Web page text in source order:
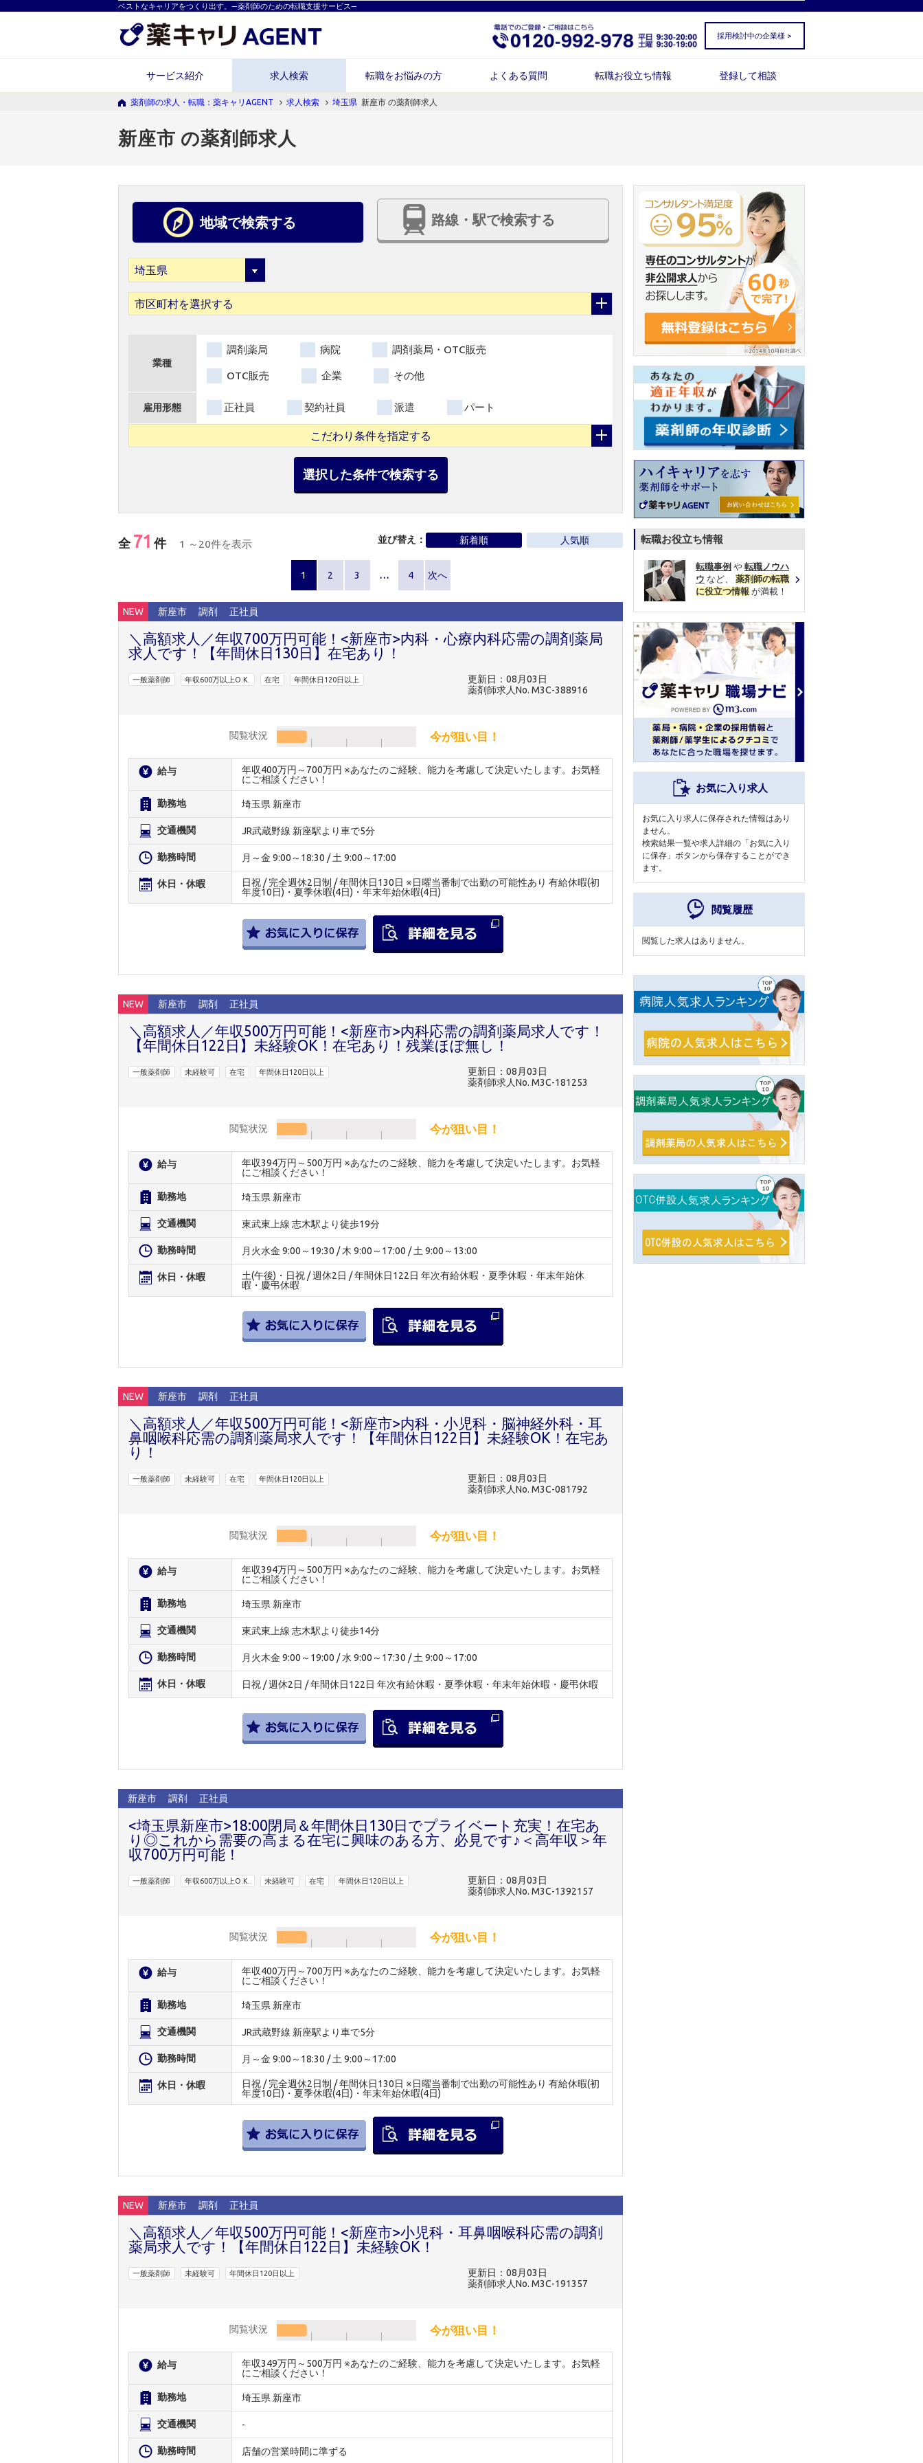
ベストなキャリアをつくり出す。―薬剤師のための転職支援サービス―
採用検討中の企業様 >
サービス紹介 求人検索 転職をお悩みの方 よくある質問 転職お役立ち情報 登録して相談
薬剤師の求人・転職：薬キャリAGENT 求人検索 埼玉県 新座市 の薬剤師求人
新座市 の薬剤師求人
地域で検索する 路線・駅で検索する
市区町村を選択する
業種
調剤薬局 病院 調剤薬局・OTC販売
OTC販売 企業 その他
雇用形態 正社員 契約社員 派遣 パート
こだわり条件を指定する
選択した条件で検索する
全 71 件 1 ～20件を表示 並び替え： 新着順 人気順
1 2 3 … 4 次へ
NEW 新座市 調剤 正社員
＼高額求人／年収700万円可能！<新座市>内科・心療内科応需の調剤薬局
求人です！【年間休日130日】在宅あり！
一般薬剤師 年収600万以上O.K. 在宅 年間休日120日以上
更新日：08月03日
薬剤師求人No. M3C-388916
閲覧状況 今が狙い目！
給与
年収400万円～700万円 ※あなたのご経験、能力を考慮して決定いたします。お気軽
にご相談ください！
勤務地 埼玉県 新座市
交通機関 JR武蔵野線 新座駅より車で5分
勤務時間 月～金 9:00～18:30 / 土 9:00～17:00
休日・休暇
日祝 / 完全週休2日制 / 年間休日130日 ※日曜当番制で出勤の可能性あり 有給休暇(初
年度10日)・夏季休暇(4日)・年末年始休暇(4日)
NEW 新座市 調剤 正社員
＼高額求人／年収500万円可能！<新座市>内科応需の調剤薬局求人です！
【年間休日122日】未経験OK！在宅あり！残業ほぼ無し！
一般薬剤師 未経験可 在宅 年間休日120日以上
更新日：08月03日
薬剤師求人No. M3C-181253
閲覧状況 今が狙い目！
給与
年収394万円～500万円 ※あなたのご経験、能力を考慮して決定いたします。お気軽
にご相談ください！
勤務地 埼玉県 新座市
交通機関 東武東上線 志木駅より徒歩19分
勤務時間 月火水金 9:00～19:30 / 木 9:00～17:00 / 土 9:00～13:00
休日・休暇
土(午後)・日祝 / 週休2日 / 年間休日122日 年次有給休暇・夏季休暇・年末年始休
暇・慶弔休暇
NEW 新座市 調剤 正社員
＼高額求人／年収500万円可能！<新座市>内科・小児科・脳神経外科・耳
鼻咽喉科応需の調剤薬局求人です！【年間休日122日】未経験OK！在宅あ
り！
一般薬剤師 未経験可 在宅 年間休日120日以上
更新日：08月03日
薬剤師求人No. M3C-081792
閲覧状況 今が狙い目！
給与
年収394万円～500万円 ※あなたのご経験、能力を考慮して決定いたします。お気軽
にご相談ください！
勤務地 埼玉県 新座市
交通機関 東武東上線 志木駅より徒歩14分
勤務時間 月火木金 9:00～19:00 / 水 9:00～17:30 / 土 9:00～17:00
休日・休暇 日祝 / 週休2日 / 年間休日122日 年次有給休暇・夏季休暇・年末年始休暇・慶弔休暇
新座市 調剤 正社員
<埼玉県新座市>18:00閉局＆年間休日130日でプライベート充実！在宅あ
り◎これから需要の高まる在宅に興味のある方、必見です♪＜高年収＞年
収700万円可能！
一般薬剤師 年収600万以上O.K. 未経験可 在宅 年間休日120日以上
更新日：08月03日
薬剤師求人No. M3C-1392157
閲覧状況 今が狙い目！
給与
年収400万円～700万円 ※あなたのご経験、能力を考慮して決定いたします。お気軽
にご相談ください！
勤務地 埼玉県 新座市
交通機関 JR武蔵野線 新座駅より車で5分
勤務時間 月～金 9:00～18:30 / 土 9:00～17:00
休日・休暇
日祝 / 完全週休2日制 / 年間休日130日 ※日曜当番制で出勤の可能性あり 有給休暇(初
年度10日)・夏季休暇(4日)・年末年始休暇(4日)
NEW 新座市 調剤 正社員
＼高額求人／年収500万円可能！<新座市>小児科・耳鼻咽喉科応需の調剤
薬局求人です！【年間休日122日】未経験OK！
一般薬剤師 未経験可 年間休日120日以上
更新日：08月03日
薬剤師求人No. M3C-191357
閲覧状況 今が狙い目！
給与
年収349万円～500万円 ※あなたのご経験、能力を考慮して決定いたします。お気軽
にご相談ください！
勤務地 埼玉県 新座市
交通機関 -
勤務時間 店舗の営業時間に準ずる
転職お役立ち情報
転職事例 や 転職ノウハ
ウ など、 薬剤師の転職
に役立つ情報 が満載！
お気に入り求人
お気に入り求人に保存された情報はあり
ません。
検索結果一覧や求人詳細の「お気に入り
に保存」ボタンから保存することができ
ます。
閲覧履歴
閲覧した求人はありません。